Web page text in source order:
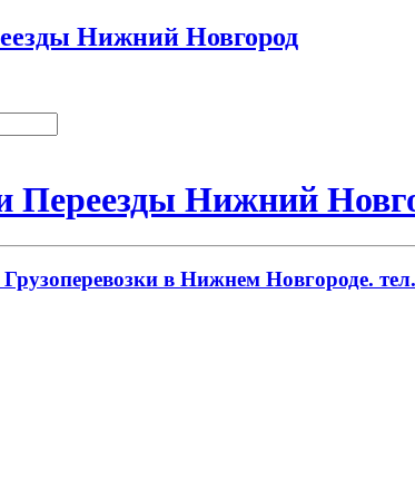
Нижний Новгород
Переезды Нижний
в Нижнем Новгороде.